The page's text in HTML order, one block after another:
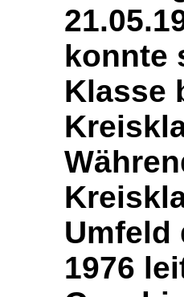
konnte
Klasse
Umfeld
1976